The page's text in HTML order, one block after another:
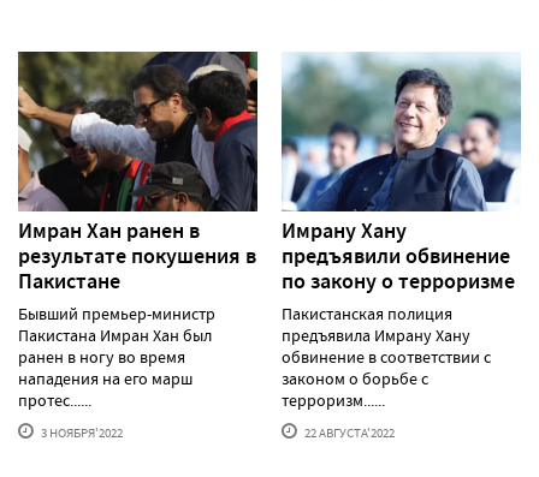
Имран Хан ранен в
результате покушения в
Пакистане
Бывший премьер-министр
Пакистана Имран Хан был
ранен в ногу во время
нападения на его марш
протес......
3 НОЯБРЯ'2022
Имрану Хану
предъявили обвинение
по закону о терроризме
Пакистанская полиция
предъявила Имрану Хану
обвинение в соответствии с
законом о борьбе с
терроризм......
22 АВГУСТА'2022